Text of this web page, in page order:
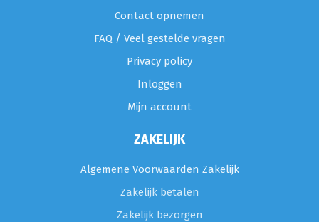
Contact opnemen
FAQ / Veel gestelde vragen
Privacy policy
Inloggen
Mijn account
ZAKELIJK
Algemene Voorwaarden Zakelijk
Zakelijk betalen
Zakelijk bezorgen